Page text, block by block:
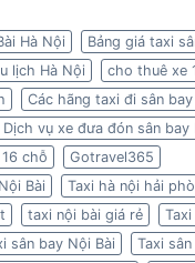
Hà Nội
Bảng giá taxi
lịch Hà Nội
cho thuê xe
Các hãng taxi đi sân bay
Dịch vụ xe đưa đón sân bay
chỗ
Gotravel365
Bài
Taxi hà nội hải
taxi nội bài giá rẻ
sân bay Nội Bài
Taxi